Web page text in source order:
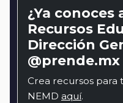
¿Ya conoces
Recursos
Dirección
@prende.mx
Crea recursos para
NEMD aquí.